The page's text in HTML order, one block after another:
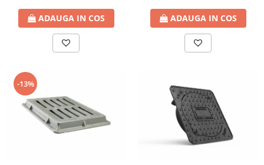
ADAUGA IN COS ADAUGA IN COS
-13%